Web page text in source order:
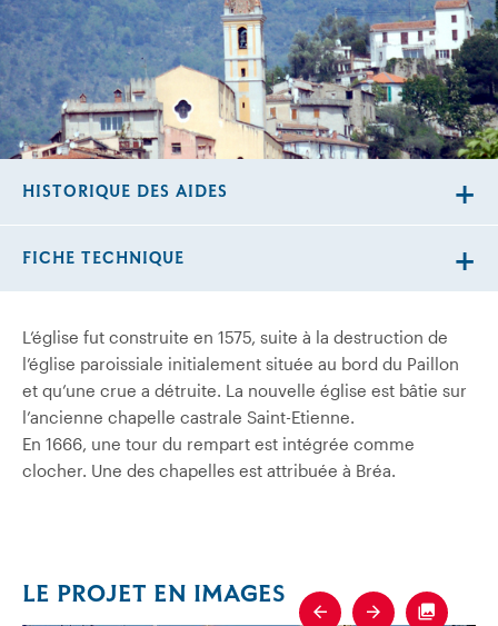
L’église fut construite en 1575, suite à la destruction de
l’église paroissiale initialement située au bord du Paillon
et qu’une crue a détruite. La nouvelle église est bâtie sur
l’ancienne chapelle castrale Saint-Etienne.
En 1666, une tour du rempart est intégrée comme
clocher. Une des chapelles est attribuée à Bréa.
HISTORIQUE DES AIDES
FICHE TECHNIQUE
LE PROJET EN IMAGES
Previous
Next